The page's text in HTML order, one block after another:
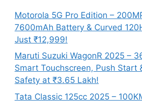
Motorola 5G Pro Edition –
7600mAh Battery & Curved
Just ₹12,999!
Maruti Suzuki WagonR 2025 –
Smart Touchscreen, Push Start
Safety at ₹3.65 Lakh!
Tata Classic 125cc 2025 –